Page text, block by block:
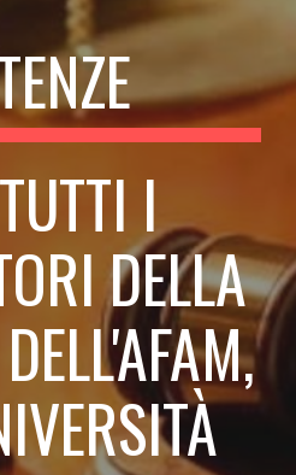
I
DELLA